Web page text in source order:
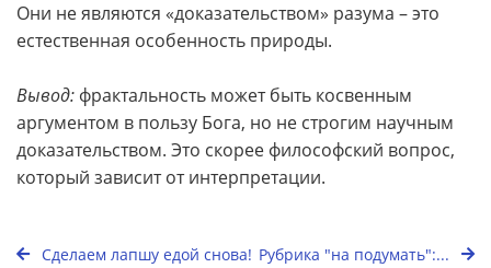
Они не являются «доказательством» разума – это
естественная особенность природы.
Вывод: фрактальность может быть косвенным
аргументом в пользу Бога, но не строгим научным
доказательством. Это скорее философский вопрос,
который зависит от интерпретации.
Сделаем лапшу едой снова! Рубрика "на подумать":...